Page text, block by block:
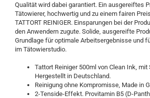
Qualität wird dabei garantiert. Ein ausgereiftes
Tätowierer, hochwertig und zu einem fairen
TATTORT REINIGER. Einsparungen bei der
den Anwendern zugute. Solide, ausgereifte
Grundlage für optimale Arbeitsergebnisse und
im Tätowierstudio.
Tattort Reiniger 500ml von Clean Ink, mit
Hergestellt in Deutschland.
Reinigung ohne Kompromisse, Made in
2-Tenside-Effekt. Provitamin B5 (D-